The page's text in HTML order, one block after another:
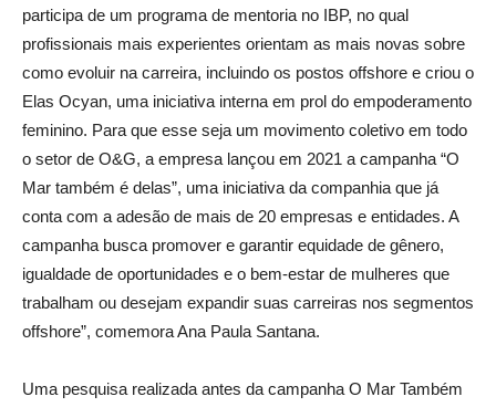
participa de um programa de mentoria no IBP, no qual
profissionais mais experientes orientam as mais novas sobre
como evoluir na carreira, incluindo os postos offshore e criou o
Elas Ocyan, uma iniciativa interna em prol do empoderamento
feminino. Para que esse seja um movimento coletivo em todo
o setor de O&G, a empresa lançou em 2021 a campanha “O
Mar também é delas”, uma iniciativa da companhia que já
conta com a adesão de mais de 20 empresas e entidades. A
campanha busca promover e garantir equidade de gênero,
igualdade de oportunidades e o bem-estar de mulheres que
trabalham ou desejam expandir suas carreiras nos segmentos
offshore”, comemora Ana Paula Santana.
Uma pesquisa realizada antes da campanha O Mar Também